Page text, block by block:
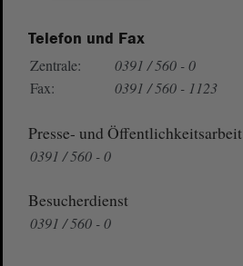
Telefon und Fax
Zentrale:
0391 / 560 - 0
Fax:
0391 / 560 - 1123
Presse- und Öffentlichkeitsarbeit
0391 / 560 - 0
Besucherdienst
0391 / 560 - 0